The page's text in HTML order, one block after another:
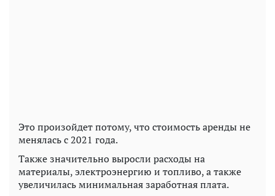
Это произойдет потому, что стоимость аренды не
менялась с 2021 года.
Также значительно выросли расходы на
материалы, электроэнергию и топливо, а также
увеличилась минимальная заработная плата.